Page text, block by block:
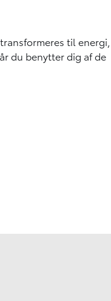
til energi,
du benytter dig af de